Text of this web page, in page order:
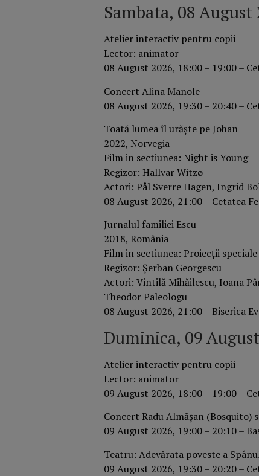
Sambata, 08 August
Atelier interactiv pentru copii
Lector: animator
08 August 2026, 18:00 – 19:00 –
Concert Alina Manole
08 August 2026, 19:30 – 20:40 –
Toată lumea îl urăște pe Johan
2022, Norvegia
Film in sectiunea: Night is Young
Regizor: Hallvar Witzø
Actori: Pål Sverre Hagen, Ingrid
08 August 2026, 21:00 – Cetatea
Jurnalul familiei Escu
2018, România
Film in sectiunea: Proiecții speciale
Regizor: Şerban Georgescu
Actori: Vintilă Mihăilescu, Ioana
Theodor Paleologu
08 August 2026, 21:00 – Biserica
Duminica, 09
Atelier interactiv pentru copii
Lector: animator
09 August 2026, 18:00 – 19:00 –
Concert Radu Almășan (Bosquito)
09 August 2026, 19:00 – 20:10 –
Teatru: Adevărata poveste a
09 August 2026, 19:30 – 20:20 –